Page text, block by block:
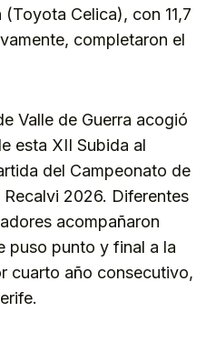
Celica), con 11,7
completaron el
Valle de Guerra acogió
esta XII Subida al
del Campeonato de
2026. Diferentes
acompañaron
puso punto y final a la
cuarto año consecutivo,